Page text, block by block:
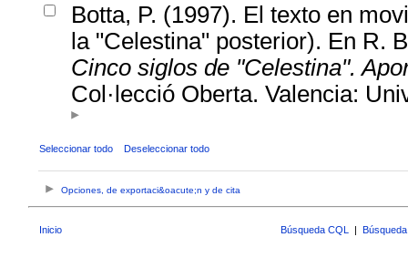
Botta, P. (1997). El texto en
la "Celestina" posterior). En R.
Cinco siglos de "Celestina".
Col·lecció Oberta. Valencia:
Seleccionar todo Deseleccionar todo
Opciones, de exportaci&oacute;n y de cita
Inicio Búsqueda CQL |